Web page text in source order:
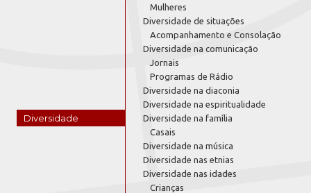
Diversidade
Mulheres
Diversidade de situações
Acompanhamento e Consolação
Diversidade na comunicação
Jornais
Programas de Rádio
Diversidade na diaconia
Diversidade na espiritualidade
Diversidade na família
Casais
Diversidade na música
Diversidade nas etnias
Diversidade nas idades
Crianças